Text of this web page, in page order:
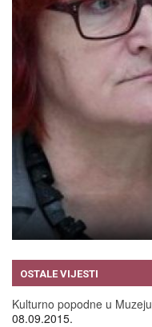
09.09.2015.
OSTALE VIJESTI
Kulturno popodne u Muzeju
08.09.2015.